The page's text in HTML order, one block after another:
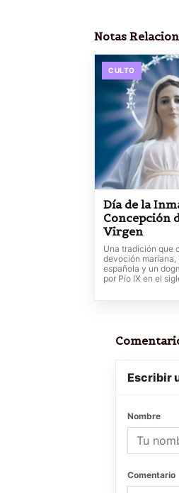
Notas
CULTO
Día de la
Concepción
Virgen
Una tradición que
devoción mariana,
española y un
por Pío IX en el
Escribir
Nombre
Comentario